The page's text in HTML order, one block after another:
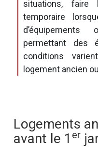
situations, faire
temporaire
permettant des
conditions
logement ancien
Logements
avant le 1 er